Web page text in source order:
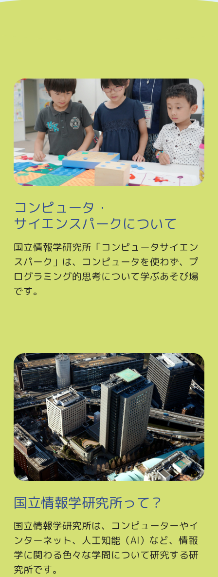
コンピュータ・
サイエンスパークについて
国立情報学研究所「コンピュータサイエン
スパーク」は、コンピュータを使わず、プ
ログラミング的思考について学ぶあそび場
です。
国立情報学研究所って？
国立情報学研究所は、コンピューターやイ
ンターネット、人工知能（AI）など、情報
学に関わる色々な学問について研究する研
究所です。